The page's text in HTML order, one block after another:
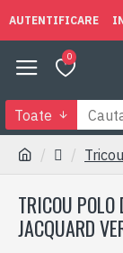
AUTENTIFICARE
0
Toate
TRICOU
JACQUARD